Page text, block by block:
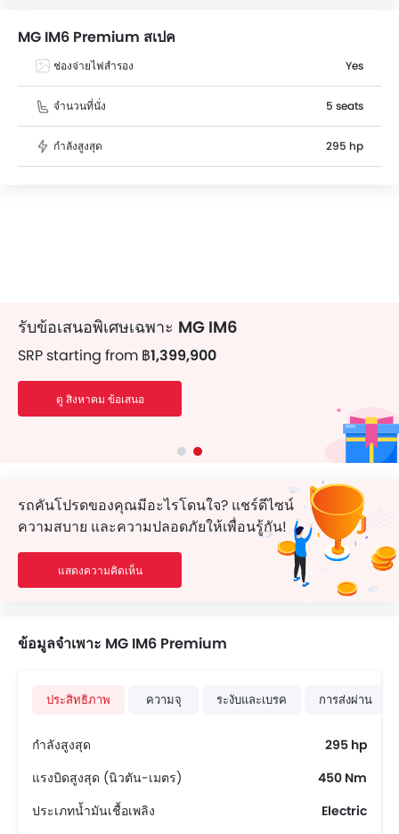
HEV Smart, Civic eHEV RS and Corolla Altis GR Sport
HEV GR Sport.
MG IM6 Premium สเปค
ช่องจ่ายไฟสำรอง Yes
จำนวนที่นั่ง 5 seats
กำลังสูงสุด 295 hp
รับสินเชื่อง่าย ๆ สำหรับรถยนต์ของคุณ
EMI เริ่มจาก
฿24,071/เดือน
รับข้อเสนอพิเศษเฉพาะ MG IM6
SRP starting from ฿1,399,900
ดู สิงหาคม ข้อเสนอ
รถคันโปรดของคุณมีอะไรโดนใจ? แชร์ดีไซน์
ความสบาย และความปลอดภัยให้เพื่อนรู้กัน!
แสดงความคิดเห็น
ข้อมูลจำเพาะ MG IM6 Premium
ประสิทธิภาพ ความจุ ระงับและเบรค การส่งผ่าน
กำลังสูงสุด
295 hp
แรงบิดสูงสุด (นิวตัน-เมตร)
450 Nm
ประเภทน้ำมันเชื้อเพลิง
Electric